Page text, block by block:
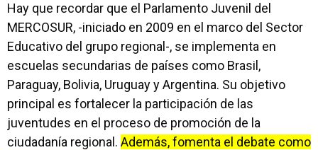
Hay que recordar que el Parlamento Juvenil del
MERCOSUR, -iniciado en 2009 en el marco del Sector
Educativo del grupo regional-, se implementa en
escuelas secundarias de países como Brasil,
Paraguay, Bolivia, Uruguay y Argentina. Su objetivo
principal es fortalecer la participación de las
juventudes en el proceso de promoción de la
ciudadanía regional. Además, fomenta el debate como